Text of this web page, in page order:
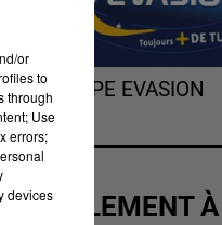
EVASION
À
or
to
through
Use
errors;
devices